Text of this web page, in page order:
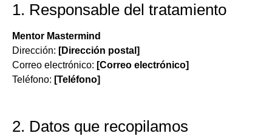
1. Responsable del tratamiento
Mentor Mastermind
Dirección: [Dirección postal]
Correo electrónico: [Correo electrónico]
Teléfono: [Teléfono]
2. Datos que recopilamos